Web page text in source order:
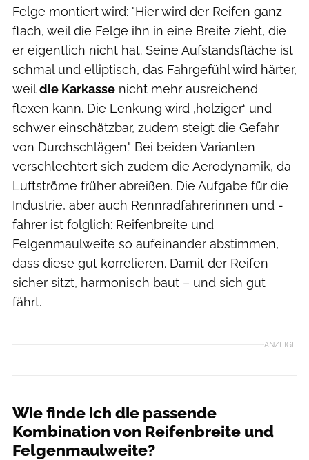
Felge montiert wird: "Hier wird der Reifen ganz
flach, weil die Felge ihn in eine Breite zieht, die
er eigentlich nicht hat. Seine Aufstandsfläche ist
schmal und elliptisch, das Fahrgefühl wird härter,
weildie Karkasse nicht mehr ausreichend
flexen kann. Die Lenkung wird ‚holziger‘ und
schwer einschätzbar, zudem steigt die Gefahr
von Durchschlägen." Bei beiden Varianten
verschlechtert sich zudem die Aerodynamik, da
Luftströme früher abreißen. Die Aufgabe für die
Industrie, aber auch Rennradfahrerinnen und -
fahrer ist folglich: Reifenbreite und
Felgenmaulweite so aufeinander abstimmen,
dass diese gut korrelieren. Damit der Reifen
sicher sitzt, harmonisch baut – und sich gut
fährt.
ANZEIGE
Wie finde ich die passende
Kombination von Reifenbreite und
Felgenmaulweite?